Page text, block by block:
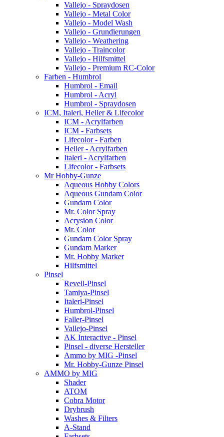
Vallejo - Spraydosen
Vallejo - Metal Color
Vallejo - Model Wash
Vallejo - Grundierungen
Vallejo - Weathering
Vallejo - Traincolor
Vallejo - Hilfsmittel
Vallejo - Premium RC-Color
Farben - Humbrol
Humbrol - Email
Humbrol - Acryl
Humbrol - Spraydosen
ICM, Italeri, Heller & Lifecolor
ICM - Acrylfarben
ICM - Farbsets
Lifecolor - Farben
Heller - Acrylfarben
Italeri - Acrylfarben
Lifecolor - Farbsets
Mr Hobby-Gunze
Aqueous Hobby Colors
Aqueous Gundam Color
Gundam Color
Mr. Color Spray
Acrysion Color
Mr. Color
Gundam Color Spray
Gundam Marker
Mr. Hobby Marker
Hilfsmittel
Pinsel
Revell-Pinsel
Tamiya-Pinsel
Italeri-Pinsel
Humbrol-Pinsel
Faller-Pinsel
Vallejo-Pinsel
AK Interactive - Pinsel
Pinsel - diverse Hersteller
Ammo by MIG -Pinsel
Mr. Hobby-Gunze Pinsel
AMMO by MIG
Shader
ATOM
Cobra Motor
Drybrush
Washes & Filters
A-Stand